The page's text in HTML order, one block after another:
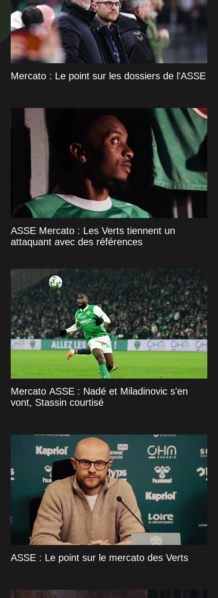
Mercato : Le point sur les dossiers de l'ASSE
ASSE Mercato : Les Verts tiennent un
attaquant avec des références
Mercato ASSE : Nadé et Miladinovic s'en
vont, Stassin courtisé
ASSE : Le point sur le mercato des Verts